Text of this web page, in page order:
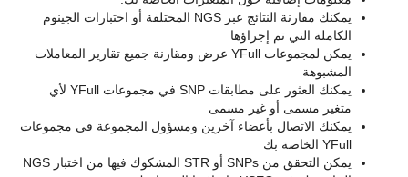
يمكنك مقارنة النتائج عبر NGS المختلفة أو اختبارات الجينوم
الكاملة التي تم إجراؤها
يمكن لمجموعات YFull عرض ومقارنة جميع تقارير المعاملات
المشبوهة
يمكنك العثور على مطابقات SNP في مجموعات YFull لأي
متغير مسمى أو غير مسمى
يمكنك الاتصال بأعضاء آخرين ومسؤول المجموعة في مجموعات
YFull الخاصة بك
يمكن التحقق من SNPs أو STR المشكوك فيها من اختبار NGS